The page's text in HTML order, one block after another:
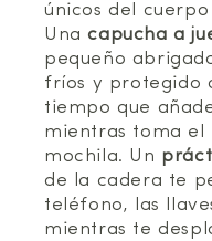
únicos del
Unacapucha a
pequeño
fríos y protegido
tiempo que
mientras toma el
mochila. Un
de la cadera te
teléfono, las
mientras te